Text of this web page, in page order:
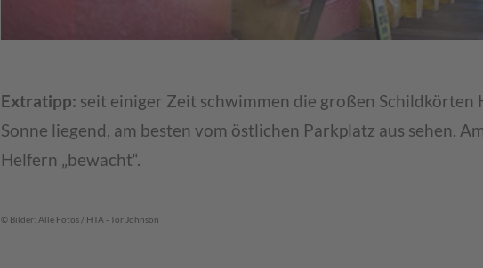
Extratipp: seit einiger Zeit schwimmen die großen Schildkörten
Sonne liegend, am besten vom östlichen Parkplatz aus sehen.
Helfern „bewacht“.
© Bilder: Alle Fotos / HTA - Tor Johnson